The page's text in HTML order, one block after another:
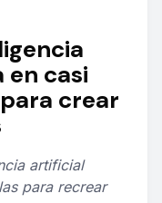
casi
crear
artificial
para recrear